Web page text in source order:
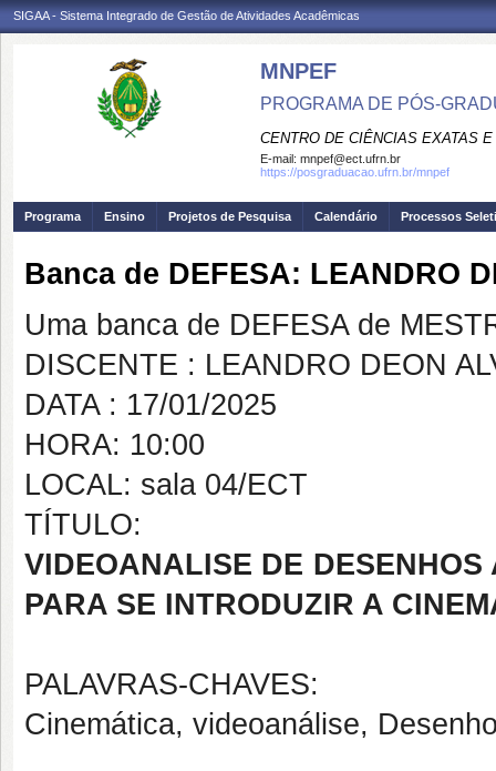
SIGAA - Sistema Integrado de Gestão de Atividades Acadêmicas
MNPEF
PROGRAMA DE PÓS-
CENTRO DE CIÊNCIAS EXATAS
E-mail: mnpef@ect.ufrn.br
https://posgraduacao.ufrn.br/mnpef
Programa Ensino Projetos de Pesquisa Calendário Processos
Banca de DEFESA: LEANDRO
Uma banca de DEFESA de
DISCENTE : LEANDRO DEON
DATA : 17/01/2025
HORA: 10:00
LOCAL: sala 04/ECT
TÍTULO:
VIDEOANALISE DE
PARA SE INTRODUZIR A
PALAVRAS-CHAVES:
Cinemática, videoanálise,